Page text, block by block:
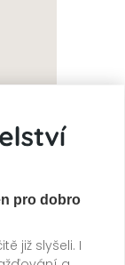
pro dobro
již slyšeli. I